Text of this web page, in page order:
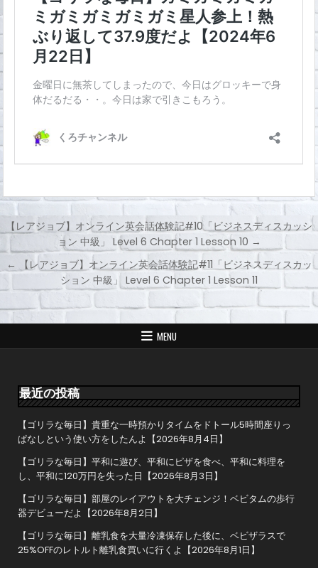
投
稿
ナ
ビ
ー
ョ
【レアジョブ】オンライン英会話体験記#10「ビジネスディスカッシ
ョン 中級」 Level 6 Chapter 1 Lesson 10 →
← 【レアジョブ】オンライン英会話体験記#11「ビジネスディスカッ
ション 中級」 Level 6 Chapter 1 Lesson 11
MENU
最近の投稿
【ゴリラな毎日】貴重な一時預かりタイムをドトール5時間座りっ
ぱなしという使い方をしたんよ【2026年8月4日】
【ゴリラな毎日】平和に遊び、平和にピザを食べ、平和に料理を
し、平和に120万円を失った日【2026年8月3日】
【ゴリラな毎日】部屋のレイアウトを大チェンジ！ベビタムの歩行
器デビューだよ【2026年8月2日】
【ゴリラな毎日】離乳食を大量冷凍保存した後に、ベビザラスで
25%OFFのレトルト離乳食買いに行くよ【2026年8月1日】